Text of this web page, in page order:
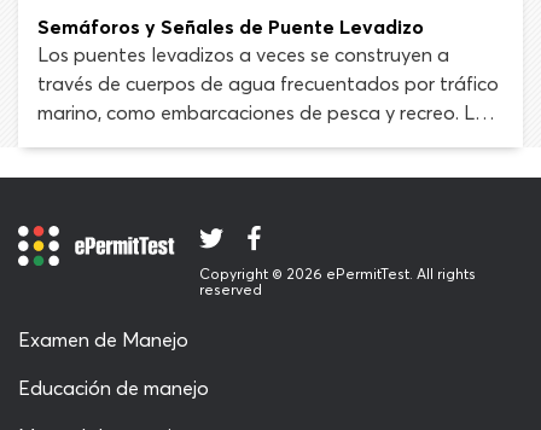
vital para tu seguridad.
Semáforos y Señales de Puente Levadizo
Los puentes levadizos a veces se construyen a
través de cuerpos de agua frecuentados por tráfico
marino, como embarcaciones de pesca y recreo. Los
semáforos, señales y demás funciones de
peatones y automovilistas.
Copyright © 2026 ePermitTest. All rights
reserved
Examen de Manejo
Educación de manejo